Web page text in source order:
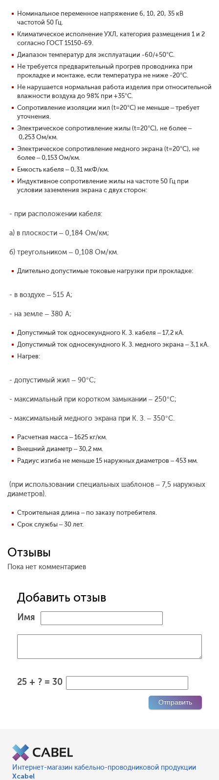
Номинальное переменное напряжение 6, 10, 20, 35 кВ
частотой 50 Гц.
Климатическое исполнение УХЛ, категория размещения 1 и 2
согласно ГОСТ 15150-69.
Диапазон температур для эксплуатации -60/+50°С.
Не требуется предварительный прогрев проводника при
прокладке и монтаже, если температура не ниже -20°С.
Не нарушается нормальная работа изделия при относительной
влажности воздуха до 98% при +35°С.
Сопротивление изоляции жил (t=20°С) не меньше – требует
уточнения.
Электрическое сопротивление жилы (t=20°С), не более –
0,253 Ом/км.
Электрическое сопротивление медного экрана (t=20°С), не
более – 0,153 Ом/км.
Емкость кабеля – 0,31 мкФ/км.
Индуктивное сопротивление жилы на частоте 50 Гц при
условии заземления экрана с двух сторон:
- при расположении кабеля:
а) в плоскости – 0,184 Ом/км;
б) треугольником – 0,108 Ом/км.
Длительно допустимые токовые нагрузки при прокладке:
- в воздухе – 515 А;
- на земле – 380 А;
Допустимый ток односекундного К. З. кабеля – 17,2 кА.
Допустимый ток односекундного К. З. медного экрана – 3,1 кА.
Нагрев:
- допустимый жил – 90°С;
- максимальный при коротком замыкании – 250°С;
- максимальный медного экрана при К. З. – 350°С.
Расчетная масса – 1625 кг/км.
Внешний диаметр – 30,2 мм.
Радиус изгиба не меньше 15 наружных диаметров – 453 мм.
(при использовании специальных шаблонов – 7,5 наружных
диаметров).
Строительная длина – по заказу потребителя.
Срок службы – 30 лет.
Отзывы
Пока нет комментариев
Добавить отзыв
Имя
25 + ? = 30
Интернет-магазин кабельно-проводниковой продукции
Xcabel